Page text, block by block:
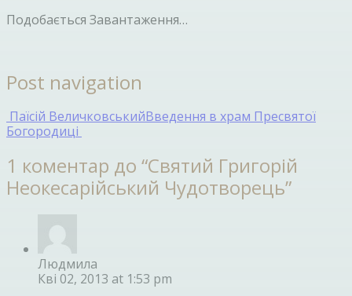
Подобається Завантаження…
Post navigation
Паїсій ВеличковськийВведення в храм Пресвятої
Богородиці
1 коментар до “Святий Григорій
Неокесарійський Чудотворець”
Людмила
Кві 02, 2013 at 1:53 pm